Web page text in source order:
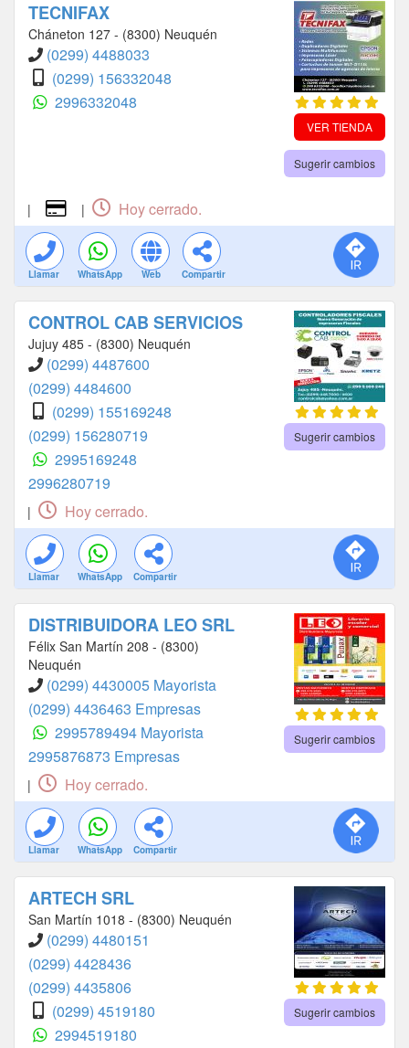
TECNIFAX
Cháneton 127 - (8300) Neuquén
(0299) 4488033
(0299) 156332048
2996332048
VER TIENDA
Sugerir cambios
| | Hoy cerrado.
Llamar WhatsApp Web Compartir
CONTROL CAB SERVICIOS
Jujuy 485 - (8300) Neuquén
(0299) 4487600
(0299) 4484600
(0299) 155169248
(0299) 156280719
2995169248
2996280719
Sugerir cambios
| Hoy cerrado.
Llamar WhatsApp Compartir
DISTRIBUIDORA LEO SRL
Félix San Martín 208 - (8300)
Neuquén
(0299) 4430005 Mayorista
(0299) 4436463 Empresas
2995789494 Mayorista
2995876873 Empresas
Sugerir cambios
| Hoy cerrado.
Llamar WhatsApp Compartir
ARTECH SRL
San Martín 1018 - (8300) Neuquén
(0299) 4480151
(0299) 4428436
(0299) 4435806
(0299) 4519180
2994519180
Sugerir cambios